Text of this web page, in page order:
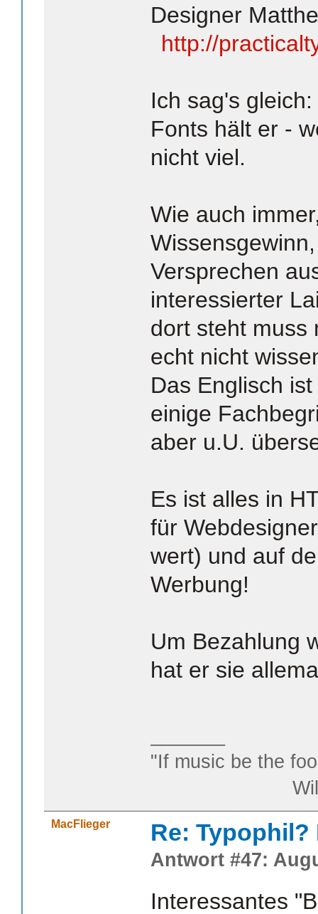
Designer
http://
Ich sag's
Fonts hält er -
nicht viel.
Wie auch
Versprechen
interessierter
dort steht muss
echt nicht
Das Englisch
einige
aber u.U.
Es ist alles in
für
wert) und auf
Werbung!
Um Bezahlung
hat er sie
"If music be the
William
MacFlieger Re:
Antwort #47:
Interessantes